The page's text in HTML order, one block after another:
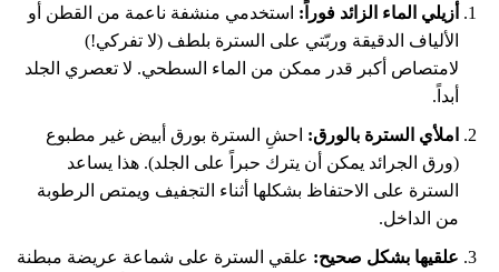
أزيلي الماء الزائد فوراً: استخدمي منشفة ناعمة من القطن أو
الألياف الدقيقة وربّتي على السترة بلطف (لا تفركي!)
لامتصاص أكبر قدر ممكن من الماء السطحي. لا تعصري الجلد
أبداً.
املأي السترة بالورق: احشِ السترة بورق أبيض غير مطبوع
(ورق الجرائد يمكن أن يترك حبراً على الجلد). هذا يساعد
السترة على الاحتفاظ بشكلها أثناء التجفيف ويمتص الرطوبة
من الداخل.
علقيها بشكل صحيح: علقي السترة على شماعة عريضة مبطنة